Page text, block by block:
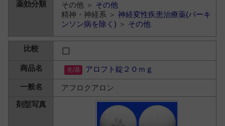
その他 ＞ その他
精神・神経系 ＞神経変性疾患治療薬(パーキ
ンソン病を除く) ＞ その他
アロフト錠２０ｍｇ
アフロクアロン